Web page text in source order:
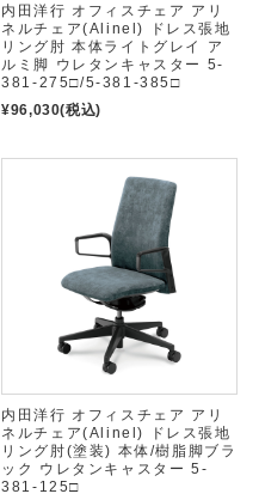
内田洋行 オフィスチェア アリ
ネルチェア(Alinel) ドレス張地
リング肘 本体ライトグレイ ア
ルミ脚 ウレタンキャスター 5-
381-275□/5-381-385□
¥96,030(税込)
内田洋行 オフィスチェア アリ
ネルチェア(Alinel) ドレス張地
リング肘(塗装) 本体/樹脂脚ブラ
ック ウレタンキャスター 5-
381-125□